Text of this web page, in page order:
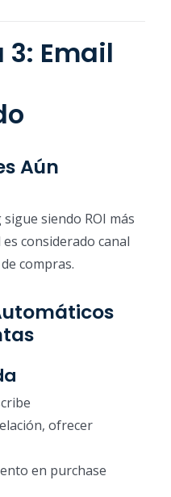
Email
Aún
siendo ROI más
es considerado canal
compras.
ofrecer
en purchase